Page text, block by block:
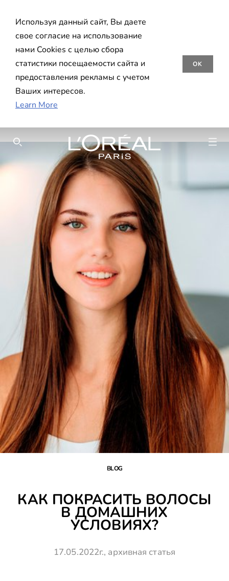
Используя данный сайт, Вы даете
свое согласие на использование
нами Cookies с целью сбора
статистики посещаемости сайта и
предоставления рекламы с учетом
Ваших интересов.
Learn More
OK
SEARCH THIS SITE
BLOG
КАК ПОКРАСИТЬ ВОЛОСЫ
В ДОМАШНИХ
УСЛОВИЯХ?
17.05.2022г., архивная статья